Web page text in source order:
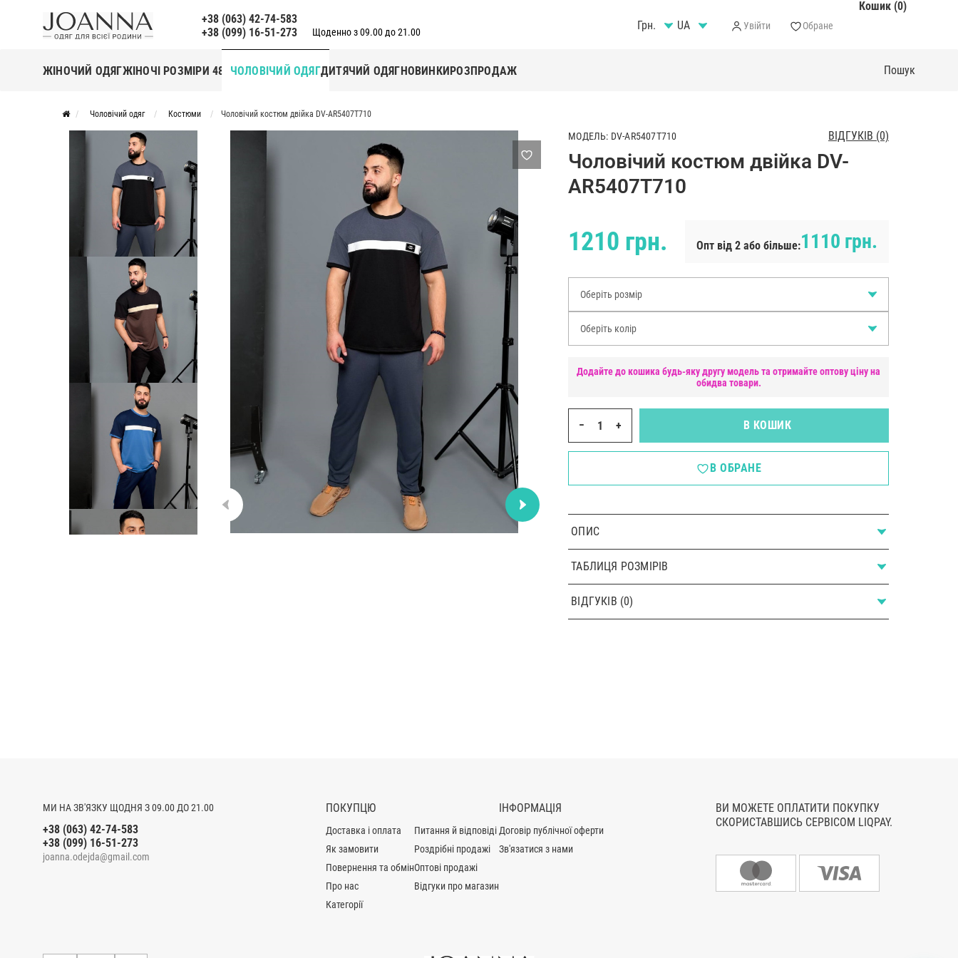
+38 (063) 42-74-583
+38 (099) 16-51-273
Щоденно з 09.00 до 21.00 Грн. Увійти Обране
Кошик (0)
ЖІНОЧИЙ ОДЯГЖІНОЧІ РОЗМІРИ 48+ ЧОЛОВІЧИЙ ОДЯГДИТЯЧИЙ ОДЯГНОВИНКИРОЗПРОДАЖ
Чоловічий одяг Костюми Чоловічий костюм двійка DV-AR5407T710
МОДЕЛЬ: DV-AR5407T710 ВІДГУКІВ (0)
Чоловічий костюм двійка DV-
AR5407T710
1210 грн. Опт від 2 або більше:1110 грн.
Оберіть розмір
Оберіть колір
Додайте до кошика будь-яку другу модель та отримайте оптову ціну на
обидва товари.
− + В КОШИК
В ОБРАНЕ
ОПИС
ТАБЛИЦЯ РОЗМІРІВ
ВІДГУКІВ (0)
МИ НА ЗВ'ЯЗКУ ЩОДНЯ З 09.00 ДО 21.00
+38 (063) 42-74-583
+38 (099) 16-51-273
joanna.odejda@gmail.com
ПОКУПЦЮ
Доставка і оплата
Як замовити
Повернення та обмін
Про нас
Категорії
Питання й відповіді
Роздрібні продажі
Оптові продажі
Відгуки про магазин
ІНФОРМАЦІЯ
Договір публічної оферти
Зв'язатися з нами
ВИ МОЖЕТЕ ОПЛАТИТИ ПОКУПКУ
СКОРИСТАВШИСЬ СЕРВІСОМ LIQPAY.